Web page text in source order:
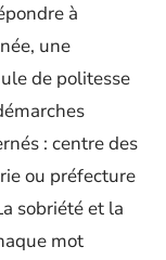
à
une
de politesse
: centre des
ou préfecture
sobriété et la
mot